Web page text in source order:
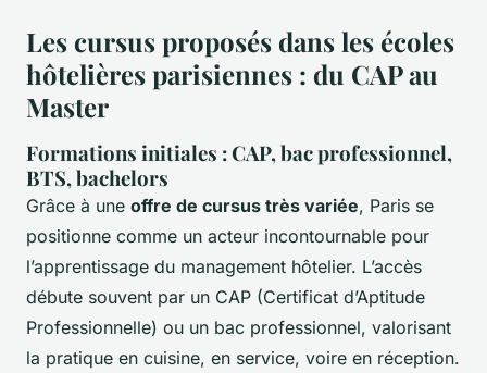
Les cursus proposés dans les écoles
hôtelières parisiennes : du CAP au
Master
Formations initiales : CAP, bac professionnel,
BTS, bachelors
Grâce à une offre de cursus très variée, Paris se
positionne comme un acteur incontournable pour
l’apprentissage du management hôtelier. L’accès
débute souvent par un CAP (Certificat d’Aptitude
Professionnelle) ou un bac professionnel, valorisant
la pratique en cuisine, en service, voire en réception.